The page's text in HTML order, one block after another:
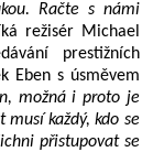
Račte s námi
režisér Michael
prestižních
Eben s úsměvem
možná i proto je
každý, kdo se
přistupovat se